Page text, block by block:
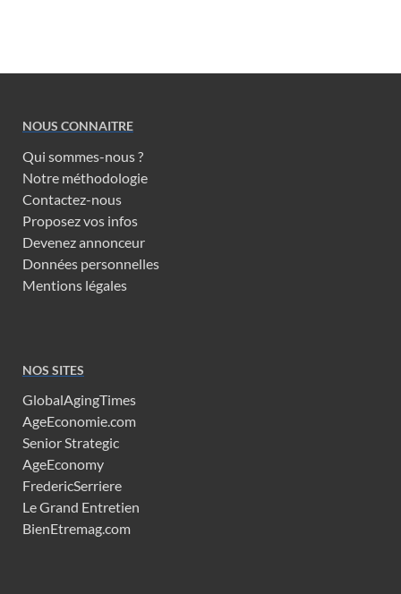
NOUS CONNAITRE
Qui sommes-nous ?
Notre méthodologie
Contactez-nous
Proposez vos infos
Devenez annonceur
Données personnelles
Mentions légales
NOS SITES
GlobalAgingTimes
AgeEconomie.com
Senior Strategic
AgeEconomy
FredericSerriere
Le Grand Entretien
BienEtremag.com